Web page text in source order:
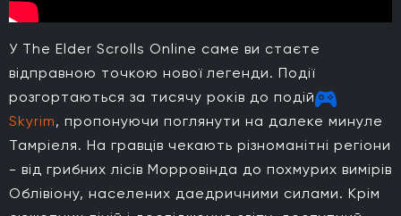
У The Elder Scrolls Online саме ви стаєте
відправною точкою нової легенди. Події
розгортаються за тисячу років до подій
Skyrim, пропонуючи поглянути на далеке минуле
Тамріеля. На гравців чекають різноманітні регіони
- від грибних лісів Морровінда до похмурих вимірів
Облівіону, населених даедричними силами. Крім